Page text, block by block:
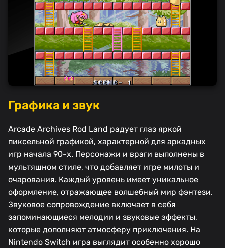
Графика и звук
Arcade Archives Rod Land радует глаз яркой
пиксельной графикой, характерной для аркадных
игр начала 90-х. Персонажи и враги выполнены в
мультяшном стиле, что добавляет игре милоты и
очарования. Каждый уровень имеет уникальное
оформление, отражающее волшебный мир фэнтези.
Звуковое сопровождение включает в себя
запоминающиеся мелодии и звуковые эффекты,
которые дополняют атмосферу приключения. На
Nintendo Switch игра выглядит особенно хорошо